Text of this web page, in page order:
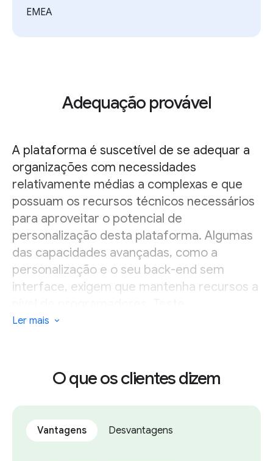
Adequação provável
A plataforma é suscetível de se adequar a
organizações com necessidades
relativamente médias a complexas e que
possuam os recursos técnicos necessários
para aproveitar o potencial de
personalização desta plataforma. Algumas
das capacidades avançadas, como a
personalização e o seu back-end sem
interface, exigem que mantenha recursos a
cuidadosamente.
dimensão que não dispõem de muitos
recursos técnicos ou a nível de
programadores.
Ler mais
EMEA
O que os clientes dizem
Vantagens Desvantagens